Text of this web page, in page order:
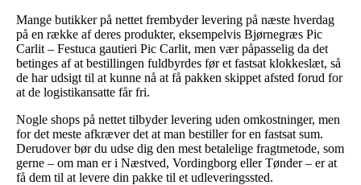
Mange butikker på nettet frembyder levering på næste hverdag
på en række af deres produkter, eksempelvis Bjørnegræs Pic
Carlit – Festuca gautieri Pic Carlit, men vær påpasselig da det
betinges af at bestillingen fuldbyrdes før et fastsat klokkeslæt, så
de har udsigt til at kunne nå at få pakken skippet afsted forud for
at de logistikansatte får fri.
Nogle shops på nettet tilbyder levering uden omkostninger, men
for det meste afkræver det at man bestiller for en fastsat sum.
Derudover bør du udse dig den mest betalelige fragtmetode, som
gerne – om man er i Næstved, Vordingborg eller Tønder – er at
få dem til at levere din pakke til et udleveringssted.